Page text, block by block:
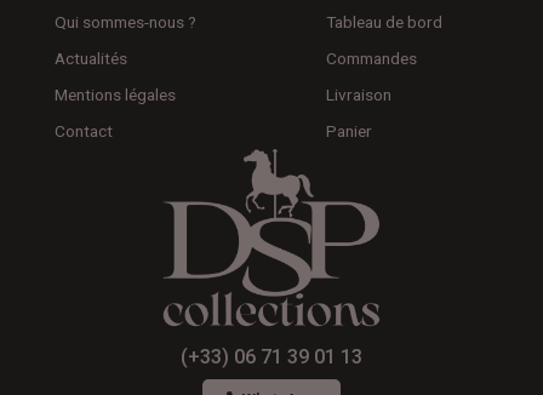
Qui sommes-nous ?
Actualités
Mentions légales
Contact
Tableau de bord
Commandes
Livraison
Panier
(+33) 06 71 39 01 13